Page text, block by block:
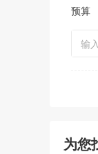
预算
为您